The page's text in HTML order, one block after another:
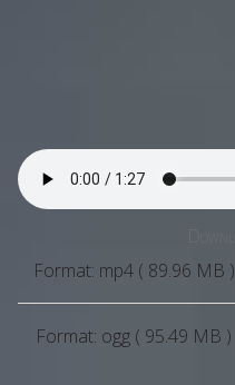
Format: mp4 ( 89.96 MB )
Format: ogg ( 95.49 MB )